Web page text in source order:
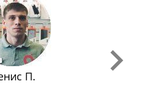
П.